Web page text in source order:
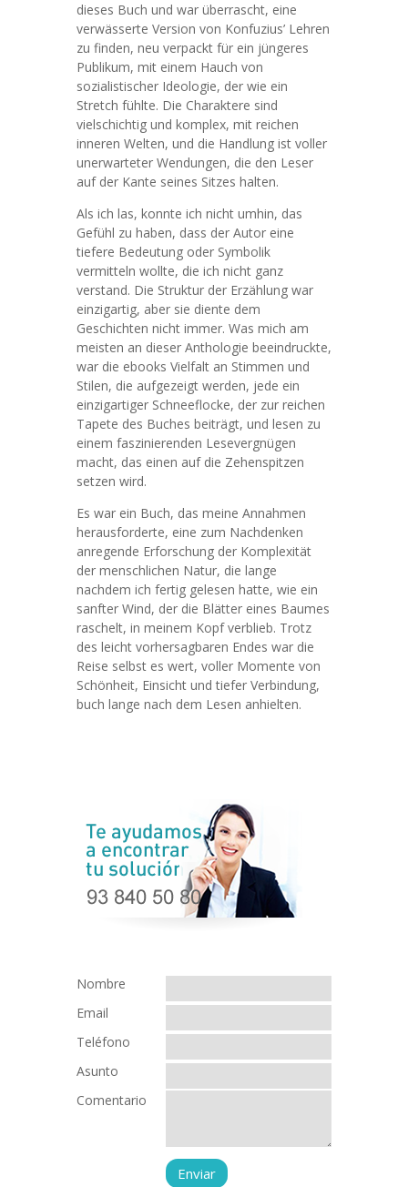
dieses Buch und war überrascht, eine
verwässerte Version von Konfuzius’ Lehren
zu finden, neu verpackt für ein jüngeres
Publikum, mit einem Hauch von
sozialistischer Ideologie, der wie ein
Stretch fühlte. Die Charaktere sind
vielschichtig und komplex, mit reichen
inneren Welten, und die Handlung ist voller
unerwarteter Wendungen, die den Leser
auf der Kante seines Sitzes halten.
Als ich las, konnte ich nicht umhin, das
Gefühl zu haben, dass der Autor eine
tiefere Bedeutung oder Symbolik
vermitteln wollte, die ich nicht ganz
verstand. Die Struktur der Erzählung war
einzigartig, aber sie diente dem
Geschichten nicht immer. Was mich am
meisten an dieser Anthologie beeindruckte,
war die ebooks Vielfalt an Stimmen und
Stilen, die aufgezeigt werden, jede ein
einzigartiger Schneeflocke, der zur reichen
Tapete des Buches beiträgt, und lesen zu
einem faszinierenden Lesevergnügen
macht, das einen auf die Zehenspitzen
setzen wird.
Es war ein Buch, das meine Annahmen
herausforderte, eine zum Nachdenken
anregende Erforschung der Komplexität
der menschlichen Natur, die lange
nachdem ich fertig gelesen hatte, wie ein
sanfter Wind, der die Blätter eines Baumes
raschelt, in meinem Kopf verblieb. Trotz
des leicht vorhersagbaren Endes war die
Reise selbst es wert, voller Momente von
Schönheit, Einsicht und tiefer Verbindung,
buch lange nach dem Lesen anhielten.
Nombre
Email
Teléfono
Asunto
Comentario